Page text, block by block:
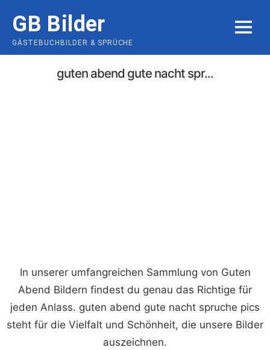
content
GB Bilder
GÄSTEBUCHBILDER & SPRÜCHE
MENU
guten abend gute nacht spr...
In unserer umfangreichen Sammlung von Guten
Abend Bildern findest du genau das Richtige für
jeden Anlass. guten abend gute nacht spruche pics
steht für die Vielfalt und Schönheit, die unsere Bilder
auszeichnen.